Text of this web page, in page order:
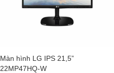
Màn hình LG IPS 21,5”
22MP47HQ-W